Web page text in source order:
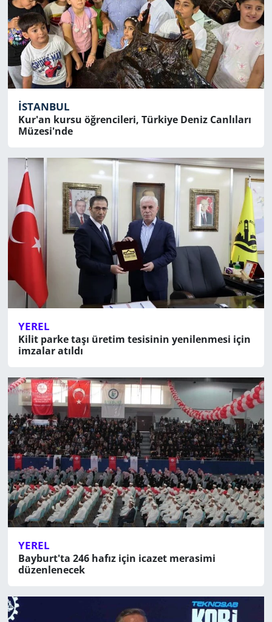
İSTANBUL
Kur'an kursu öğrencileri, Türkiye Deniz Canlıları
Müzesi'nde
YEREL
Kilit parke taşı üretim tesisinin yenilenmesi için
imzalar atıldı
YEREL
Bayburt'ta 246 hafız için icazet merasimi
düzenlenecek